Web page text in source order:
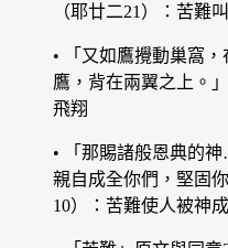
（耶廿二21）：苦難
• 「又如鷹攪動巢窩
鷹，背在兩翼之上。
飛翔
• 「那賜諸般恩典的
親自成全你們，堅固
10）：苦難使人被神